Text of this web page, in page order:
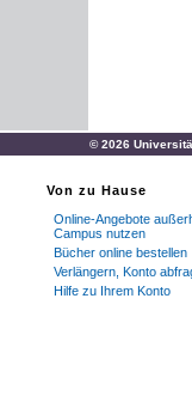
© 2026
Von zu Hause
Online-Angebote
Campus nutzen
Bücher online bestellen
Verlängern, Konto
Hilfe zu Ihrem Konto